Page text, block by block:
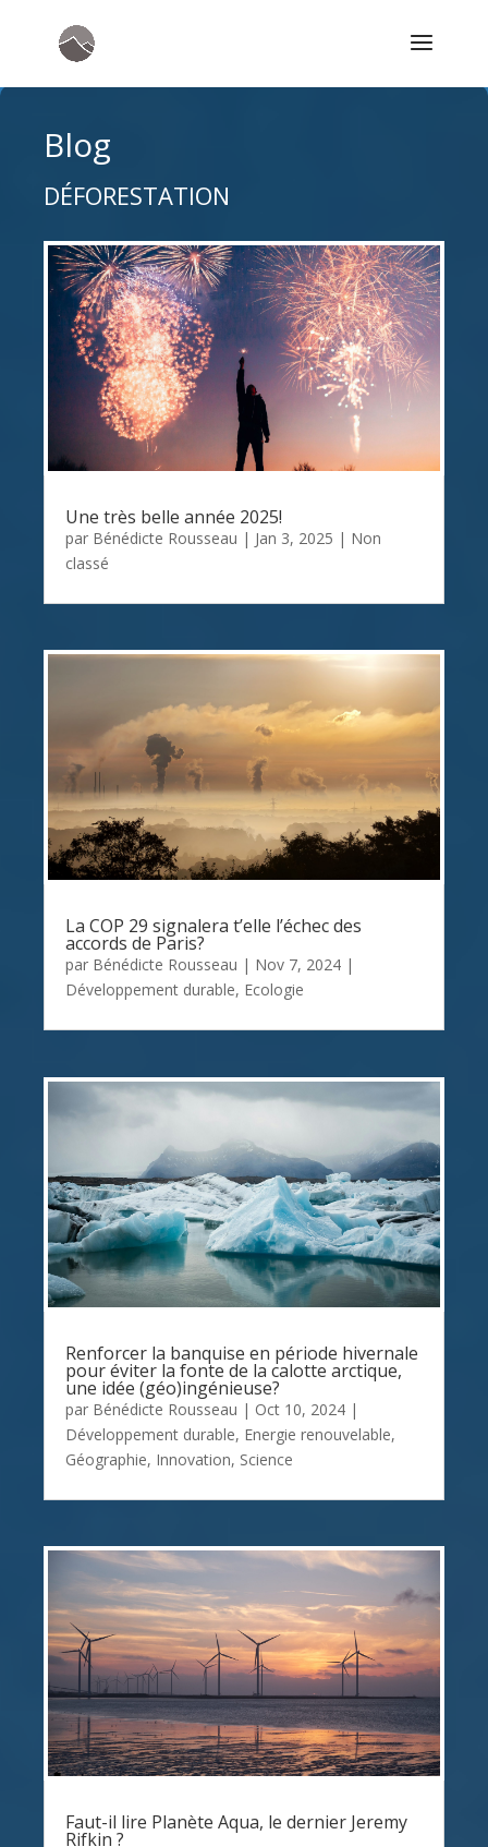
Blog
DÉFORESTATION
Une très belle année 2025!
par Bénédicte Rousseau | Jan 3, 2025 | Non
classé
La COP 29 signalera t’elle l’échec des
accords de Paris?
par Bénédicte Rousseau | Nov 7, 2024 |
Développement durable, Ecologie
Renforcer la banquise en période hivernale
pour éviter la fonte de la calotte arctique,
une idée (géo)ingénieuse?
par Bénédicte Rousseau | Oct 10, 2024 |
Développement durable, Energie renouvelable,
Géographie, Innovation, Science
Faut-il lire Planète Aqua, le dernier Jeremy
Rifkin ?